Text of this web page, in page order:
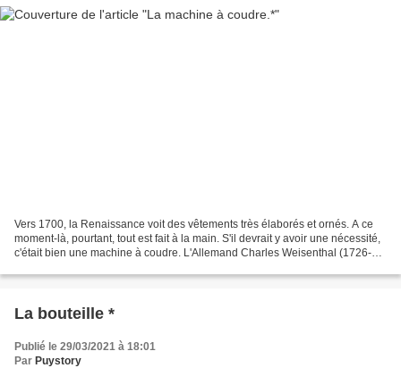
Vers 1700, la Renaissance voit des vêtements très élaborés et ornés. A ce
moment-là, pourtant, tout est fait à la main. S'il devrait y avoir une nécessité,
c'était bien une machine à coudre. L'Allemand Charles Weisenthal (1726-
La bouteille *
Publié le 29/03/2021 à 18:01
Par Puystory